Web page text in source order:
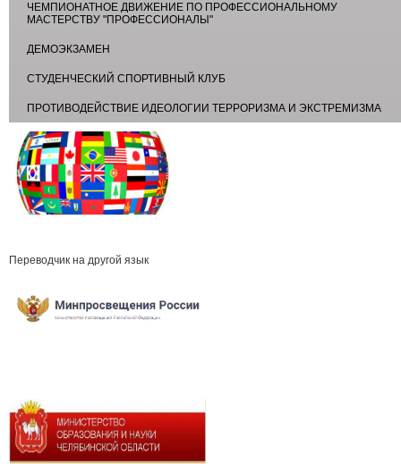
ЧЕМПИОНАТНОЕ ДВИЖЕНИЕ ПО ПРОФЕССИОНАЛЬНОМУ
МАСТЕРСТВУ "ПРОФЕССИОНАЛЫ"
ДЕМОЭКЗАМЕН
СТУДЕНЧЕСКИЙ СПОРТИВНЫЙ КЛУБ
ПРОТИВОДЕЙСТВИЕ ИДЕОЛОГИИ ТЕРРОРИЗМА И ЭКСТРЕМИЗМА
Переводчик на другой язык